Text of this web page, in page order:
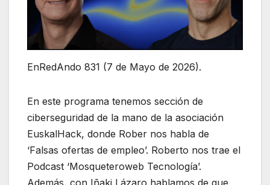
EnRedAndo 831 (7 de Mayo de 2026).
En este programa tenemos sección de
ciberseguridad de la mano de la asociación
EuskalHack, donde Rober nos habla de
‘Falsas ofertas de empleo’. Roberto nos trae el
Podcast ‘Mosqueteroweb Tecnología’.